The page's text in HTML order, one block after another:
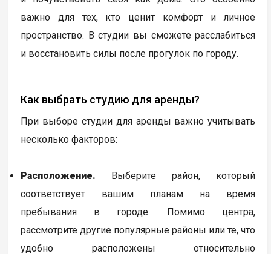
важно для тех, кто ценит комфорт и личное
пространство. В студии вы сможете расслабиться
и восстановить силы после прогулок по городу.
Как выбрать студию для аренды?
При выборе студии для аренды важно учитывать
несколько факторов:
Расположение. Выберите район, который
соответствует вашим планам на время
пребывания в городе. Помимо центра,
рассмотрите другие популярные районы или те, что
удобно расположены относительно